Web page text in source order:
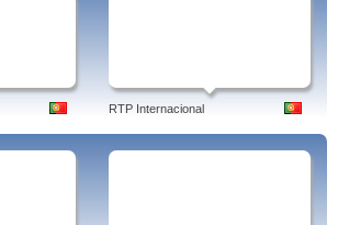
RTP Internacional